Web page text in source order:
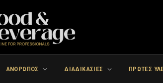
ΑΝΘΡΩΠΟΣ ΔΙΑΔΙΚΑΣΙΕΣ ΠΡΩΤΕΣ